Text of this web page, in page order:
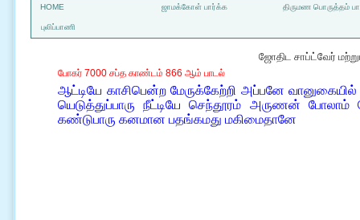
HOME ஜாமக்கோள் பார்க்க திருமண பொருத்தம்
புலிப்பாணி
ஜோதிட சாப்ட்வேர்
போகர் 7000 சப்த காண்டம் 866 ஆம் பாடல்
ஆட்டியே காசிபென்ற மேருக்கேற்றி அப்பனே
யெடுத்துப்பாரு நீட்டியே செந்தூரம் அருணன்
கண்டுபாரு கனமான பதங்கமது மகிமைதானே